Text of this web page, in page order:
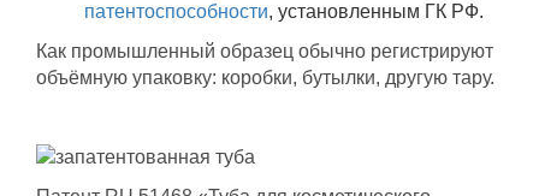
патентоспособности, установленным ГК РФ.
Как промышленный образец обычно регистрируют
объёмную упаковку: коробки, бутылки, другую тару.